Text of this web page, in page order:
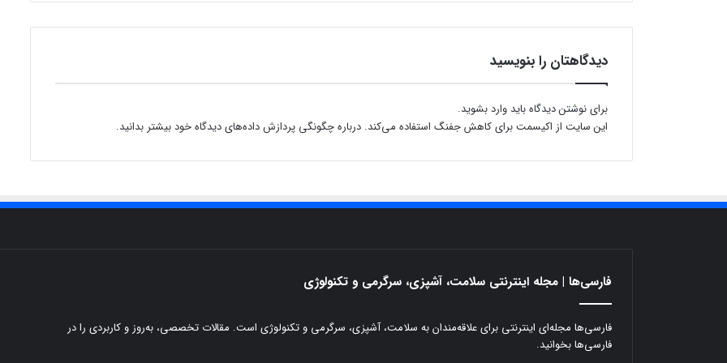
دیدگاهتان را بنویسید
برای نوشتن دیدگاه باید وارد بشوید.
این سایت از اکیسمت برای کاهش جفنگ استفاده می‌کند. درباره چگونگی پردازش داده‌های دیدگاه خود بیشتر بدانید.
فارسی‌ها | مجله اینترنتی سلامت، آشپزی، سرگرمی و تکنولوژی
فارسی‌ها مجله‌ای اینترنتی برای علاقه‌مندان به سلامت، آشپزی، سرگرمی و تکنولوژی است. مقالات تخصصی، به‌روز و کاربردی را در
فارسی‌ها بخوانید.